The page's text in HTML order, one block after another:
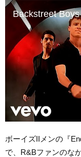
Backstreet
ボーイズIIメンの『
で、R&Bファンのな